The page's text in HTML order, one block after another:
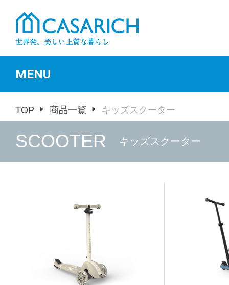
MENU
TOP 商品一覧 キッズスクーター
SCOOTER キッズスクーター